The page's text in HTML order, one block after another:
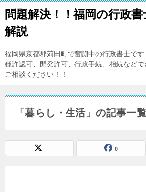
問題解決！！福岡の行政
解説
福岡県京都郡苅田町で奮闘中の行政書士で
種許認可、開発許可、行政手続、相続など
ご相談ください！！
「暮らし・生活」の記事一覧
0